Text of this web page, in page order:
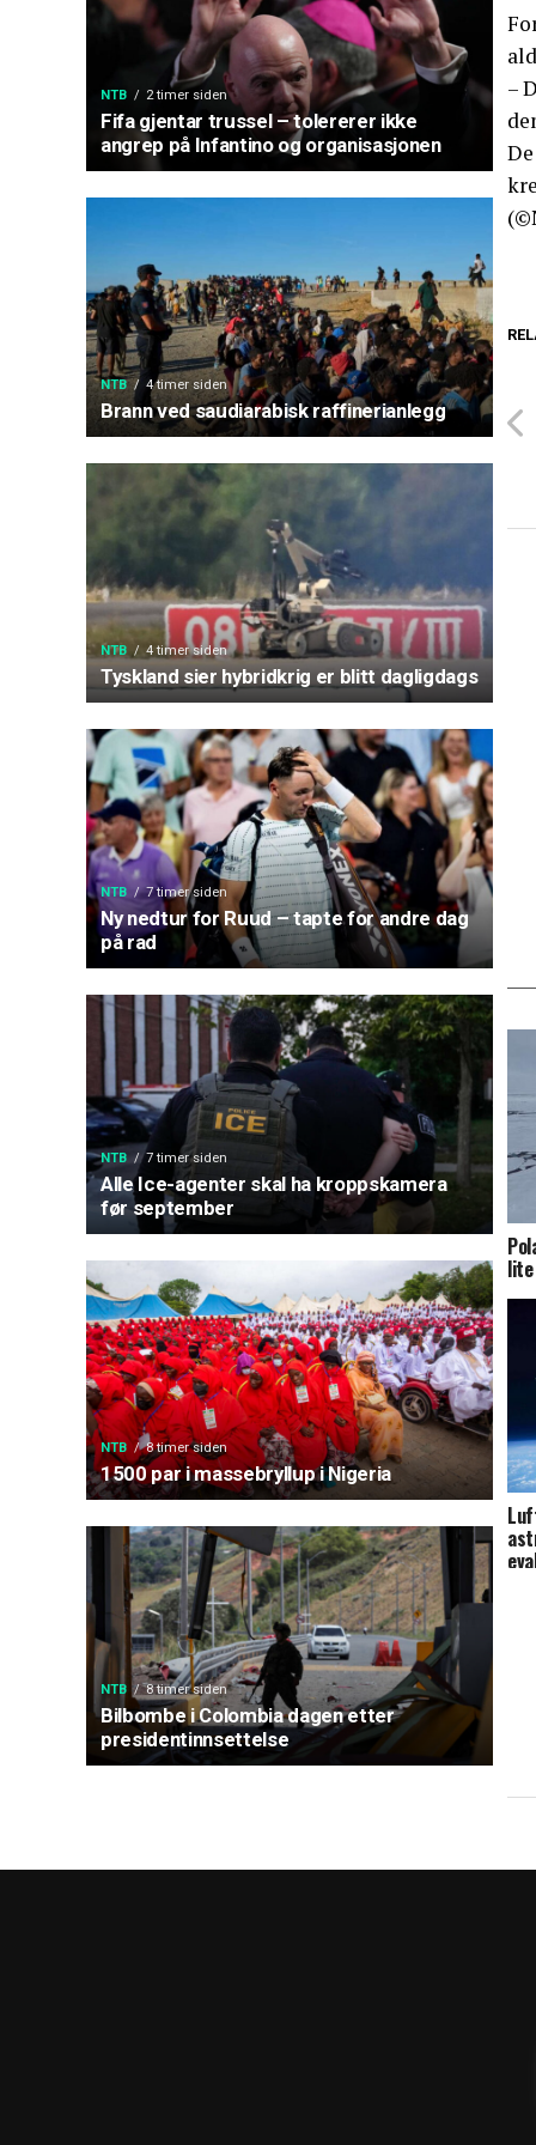
NTB 2 timer siden
Fifa gjentar trussel – tolererer ikke
angrep på Infantino og organisasjonen
NTB 4 timer siden
Brann ved saudiarabisk raffinerianlegg
NTB 4 timer siden
Tyskland sier hybridkrig er blitt dagligdags
NTB 7 timer siden
Ny nedtur for Ruud – tapte for andre dag
på rad
NTB 7 timer siden
Alle Ice-agenter skal ha kroppskamera
før september
NTB 8 timer siden
1500 par i massebryllup i Nigeria
NTB 8 timer siden
Bilbombe i Colombia dagen etter
presidentinnsettelse
–